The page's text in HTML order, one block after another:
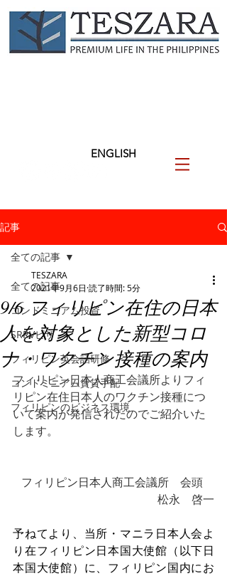
ENGLISH
記事
全ての記事
コンドミニアム投資
SRRVビザ
フィリピン英会話研修
コンドミニアム賃貸手配
フィリピンのビジネス環境
全ての記事
9/6 フィリピン在住の日本
人を対象とした新型コロ
ナ・ワクチン接種の案内
TESZARA
2021年9月6日 読了時間: 5分
フィリピン日本人商工会議所よりフィ
リピン在住日本人のワクチン接種につ
いて案内が発信されたのでご紹介いた
します。
フィリピン日本人商工会議所　会頭
松永　啓一
予ねてより、当所・マニラ日本人会よ
り在フィリピン日本国大使館（以下日
本国大使館）に、フィリピン国内にお